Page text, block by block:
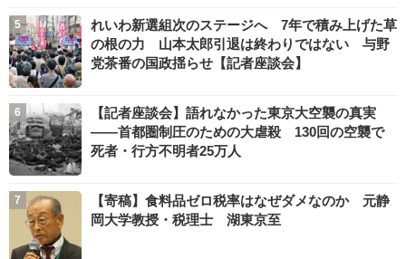
れいわ新選組次のステージへ 7年で積み上げた草
の根の力 山本太郎引退は終わりではない 与野
党茶番の国政揺らせ【記者座談会】
【記者座談会】語れなかった東京大空襲の真実
――首都圏制圧のための大虐殺 130回の空襲で
死者・行方不明者25万人
【寄稿】食料品ゼロ税率はなぜダメなのか 元静
岡大学教授・税理士 湖東京至